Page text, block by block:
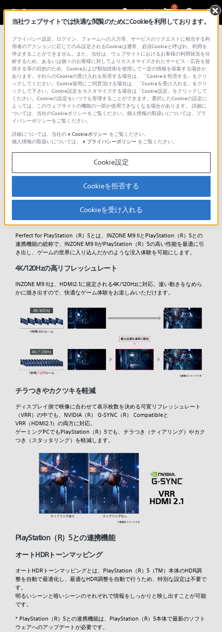
0
INZONE M9 II|PlayStation（R）5と連携する
目次
Perfect for PlayStation（R）5とは
4K/120Hzの高リフレッシュレート
チラつきやカクツキを軽減
PlayStation（R）5との連携機能
オートHDRトーンマッピング
Perfect for PlayStation（R）5とは
Perfect for PlayStation（R）5とは、INZONE M9 IIとPlayStation（R）5との
連携機能の総称で、INZONE M9 IIがPlayStation（R）5の高い性能を最適に引
き出し、ゲームの世界に入り込んだかのような没入体験を可能にします。
4K/120Hzの高リフレッシュレート
INZONE M9 IIは、HDMI2.1に規定される4K/120Hzに対応。速い動きをなめら
かに描き出すので、快適なゲーム体験をお楽しみいただけます。
チラつきやカクツキを軽減
ディスプレイ側で映像に合わせて表示枚数を決める可変リフレッシュレート
（VRR）の中でも、NVIDIA（R） G-SYNC（R） Compatibleと
VRR（HDMI2.1）の両方に対応。
ゲーミングPCでもPlayStation（R）5でも、チラつき（ティアリング）やカク
つき（スタッタリング）を軽減します。
PlayStation（R）5との連携機能
オートHDRトーンマッピング
オートHDRトーンマッピングとは、PlayStation（R）5（TM）本体のHDR調
整を自動で最適化し、最適なHDR調整を自動で行うため、特別な設定は不要で
す。
明るいシーンと暗いシーンのそれぞれで情報をしっかりと映し出すことが可能
です。
* PlayStation（R）5との連携機能は、PlayStation（R）5本体で最新のソフト
ウェアへのアップデートが必要です。
当社ウェブサイトでは快適な閲覧のためにCookieを利用しております。
プライバシー設定、ログイン、フォームへの入力等、サービスのリクエストに相当する利
用者のアクションに応じてのみ設定されるCookieは通常、必須Cookieと呼ばれ、利用を
停止することができません。また、当社は、ウェブサイトにおけるお客様の利用状況を分
析するため、あるいは個々のお客様に対してよりカスタマイズされたサービス・広告を提
供する等の目的のため、Cookieおよび類似技術を使用して一定の情報を収集する場合が
あります。それらのCookieの受け入れを拒否する場合は、「Cookieを拒否する」をクリ
ックしてください。Cookie使用にご同意頂ける場合は、「Cookieを受け入れる」をクリ
ックして下さい。Cookie設定をカスタマイズする場合は「Cookie設定」をクリックして
ください。Cookieの設定をいつでも管理することができます。選択したCookieの設定に
よっては、このウェブサイトの機能の一部が使用できなくなる場合があります。 詳細に
ついては、当社のCookieポリシーをご覧ください。個人情報の取扱いについては、プラ
イバシーポリシーをご覧ください。
詳細については、当社の
Cookieポリシー をご覧ください。
個人情報の取扱いについては、
プライバシーポリシー をご覧ください。
Cookie設定
Cookieを拒否する
Cookieを受け入れる